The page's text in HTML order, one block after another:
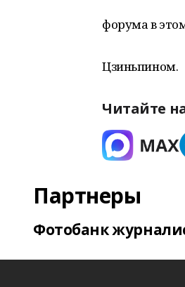
форума в
Цзиньпином.
Читайте
Партнеры
Фотобанк